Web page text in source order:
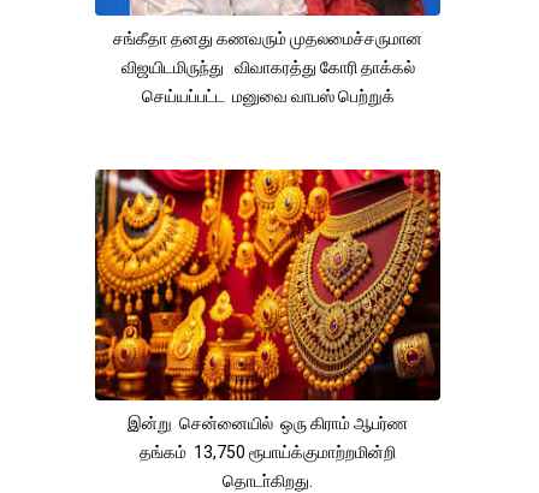
சங்கீதா தனது கணவரும் முதலமைச்சருமான
விஜயிடமிருந்து விவாகரத்து கோரி தாக்கல்
செய்யப்பட்ட மனுவை வாபஸ் பெற்றுக்
இன்று சென்னையில் ஒரு கிராம் ஆபர்ண
தங்கம் 13,750 ரூபாய்க்குமாற்றமின்றி
தொடா்கிறது.